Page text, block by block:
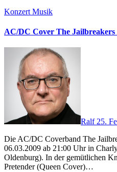
Konzert Musik
AC/DC Cover The
Ralf25.
Die AC/DC Coverband The Jailbreakers spielen am Freitag, den
06.03.2009 ab 21:00 Uhr in
Oldenburg). In der gemütlichen
Pretender (Queen Cover)…